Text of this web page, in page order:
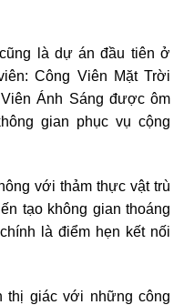
là dự án đầu tiên ở
Công Viên Mặt Trời
Ánh Sáng được ôm
gian phục vụ cộng
với thảm thực vật trù
tạo không gian thoáng
là điểm hẹn kết nối
thị giác với những công